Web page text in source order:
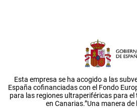
Esta empresa se ha acogido a las
España cofinanciadas con el Fondo
para las regiones ultraperiféricas para
en Canarias.”Una manera de